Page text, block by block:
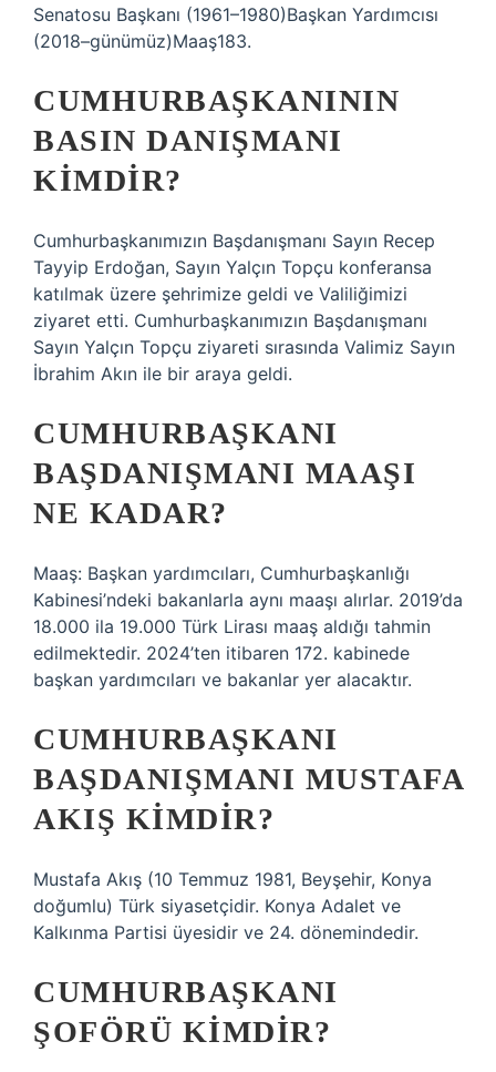
Senatosu Başkanı (1961–1980)Başkan Yardımcısı
(2018–günümüz)Maaş183.
CUMHURBAŞKANININ
BASIN DANIŞMANI
KIMDIR?
Cumhurbaşkanımızın Başdanışmanı Sayın Recep
Tayyip Erdoğan, Sayın Yalçın Topçu konferansa
katılmak üzere şehrimize geldi ve Valiliğimizi
ziyaret etti. Cumhurbaşkanımızın Başdanışmanı
Sayın Yalçın Topçu ziyareti sırasında Valimiz Sayın
İbrahim Akın ile bir araya geldi.
CUMHURBAŞKANI
BAŞDANIŞMANI MAAŞI
NE KADAR?
Maaş: Başkan yardımcıları, Cumhurbaşkanlığı
Kabinesi’ndeki bakanlarla aynı maaşı alırlar. 2019’da
18.000 ila 19.000 Türk Lirası maaş aldığı tahmin
edilmektedir. 2024’ten itibaren 172. kabinede
başkan yardımcıları ve bakanlar yer alacaktır.
CUMHURBAŞKANI
BAŞDANIŞMANI MUSTAFA
AKIŞ KIMDIR?
Mustafa Akış (10 Temmuz 1981, Beyşehir, Konya
doğumlu) Türk siyasetçidir. Konya Adalet ve
Kalkınma Partisi üyesidir ve 24. dönemindedir.
CUMHURBAŞKANI
ŞOFÖRÜ KIMDIR?